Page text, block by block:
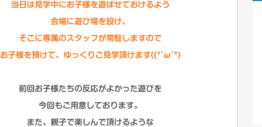
当日は見学中にお子様を遊ばせておけるよう
会場に遊び場を設け、
そこに専属のスタッフが常駐しますので
お子様を預けて、ゆっくりご見学頂けます((*’ω’*)
前回お子様たちの反応がよかった遊びを
今回もご用意しております。
また、親子で楽しんで頂けるような